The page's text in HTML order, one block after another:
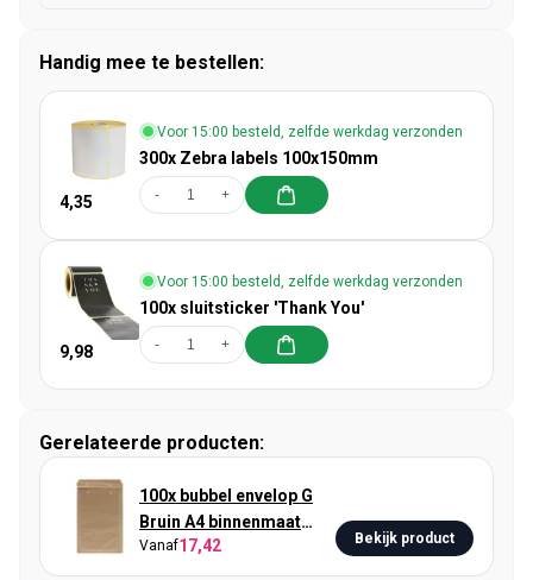
Handig mee te bestellen:
4,35
Voor 15:00 besteld, zelfde werkdag verzonden
300x Zebra labels 100x150mm
- +
9,98
Voor 15:00 besteld, zelfde werkdag verzonden
100x sluitsticker 'Thank You'
- +
Gerelateerde producten:
100x bubbel envelop G
Bruin A4 binnenmaat
23x33cm
Vanaf17,42 Bekijk product